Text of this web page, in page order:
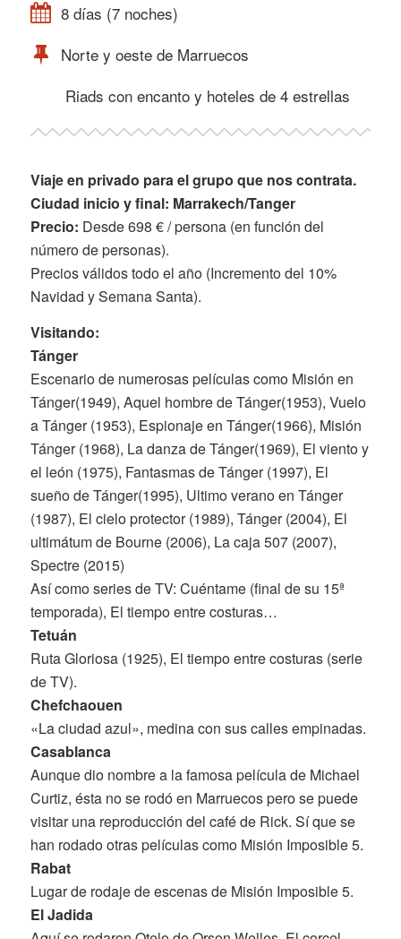
8 días (7 noches)
Norte y oeste de Marruecos
Riads con encanto y hoteles de 4 estrellas
Viaje en privado para el grupo que nos contrata.
Ciudad inicio y final: Marrakech/Tanger
Precio: Desde 698 € / persona (en función del
número de personas).
Precios válidos todo el año (Incremento del 10%
Navidad y Semana Santa).
Visitando:
Tánger
Escenario de numerosas películas como Misión en
Tánger(1949), Aquel hombre de Tánger(1953), Vuelo
a Tánger (1953), Espionaje en Tánger(1966), Misión
Tánger (1968), La danza de Tánger(1969), El viento y
el león (1975), Fantasmas de Tánger (1997), El
sueño de Tánger(1995), Ultimo verano en Tánger
(1987), El cielo protector (1989), Tánger (2004), El
ultimátum de Bourne (2006), La caja 507 (2007),
Spectre (2015)
Así como series de TV: Cuéntame (final de su 15ª
temporada), El tiempo entre costuras…
Tetuán
Ruta Gloriosa (1925), El tiempo entre costuras (serie
de TV).
Chefchaouen
«La ciudad azul», medina con sus calles empinadas.
Casablanca
Aunque dio nombre a la famosa película de Michael
Curtiz, ésta no se rodó en Marruecos pero se puede
visitar una reproducción del café de Rick. Sí que se
han rodado otras películas como Misión Imposible 5.
Rabat
Lugar de rodaje de escenas de Misión Imposible 5.
El Jadida